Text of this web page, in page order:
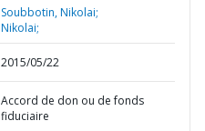
Soubbotin, Nikolai;
Nikolai;
2015/05/22
Accord de don ou de fonds
fiduciaire